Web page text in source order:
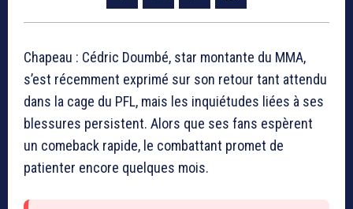
Chapeau : Cédric Doumbé, star montante du MMA,
s’est récemment exprimé sur son retour tant attendu
dans la cage du PFL, mais les inquiétudes liées à ses
blessures persistent. Alors que ses fans espèrent
un comeback rapide, le combattant promet de
patienter encore quelques mois.